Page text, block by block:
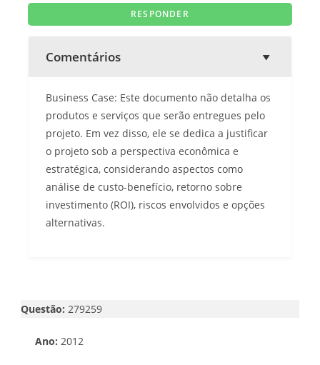
Comentários
Business Case: Este documento não detalha os
produtos e serviços que serão entregues pelo
projeto. Em vez disso, ele se dedica a justificar
o projeto sob a perspectiva econômica e
estratégica, considerando aspectos como
análise de custo-benefício, retorno sobre
investimento (ROI), riscos envolvidos e opções
alternativas.
Questão: 279259
Ano: 2012